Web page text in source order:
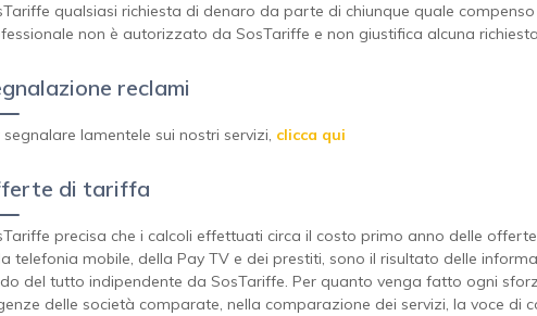
qualsiasi richiesta di denaro da parte di chiunque quale
non è autorizzato da SosTariffe e non giustifica alcuna
reclami
segnalare lamentele sui nostri servizi, clicca qui
di tariffa
precisa che i calcoli effettuati circa il costo primo anno delle
telefonia mobile, della Pay TV e dei prestiti, sono il risultato delle
del tutto indipendente da SosTariffe. Per quanto venga fatto ogni
delle società comparate, nella comparazione dei servizi, la voce